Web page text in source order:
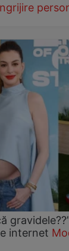
internet